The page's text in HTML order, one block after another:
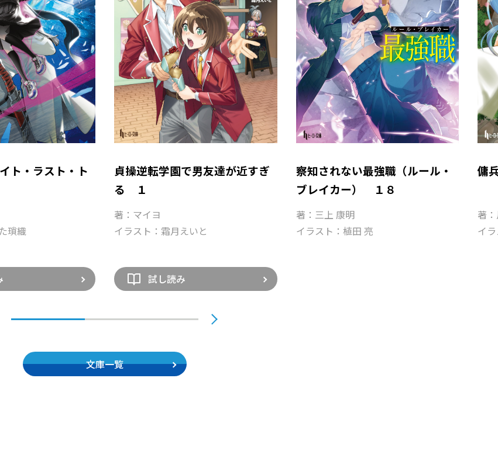
ト・ラスト・ト
瑣織
貞操逆転学園で男友達が近すぎ
る １
著：マイヨ
イラスト：霜月えいと
試し読み
察知されない最強職（ルール・
ブレイカー） １８
著：三上 康明
イラスト：植田 亮
傭
著
イ
文庫一覧